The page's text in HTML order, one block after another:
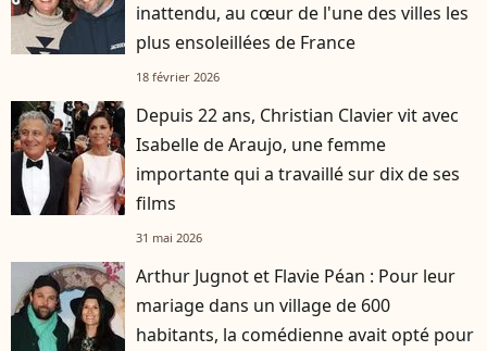
inattendu, au cœur de l'une des villes les
plus ensoleillées de France
18 février 2026
Depuis 22 ans, Christian Clavier vit avec
Isabelle de Araujo, une femme
importante qui a travaillé sur dix de ses
films
31 mai 2026
Arthur Jugnot et Flavie Péan : Pour leur
mariage dans un village de 600
habitants, la comédienne avait opté pour